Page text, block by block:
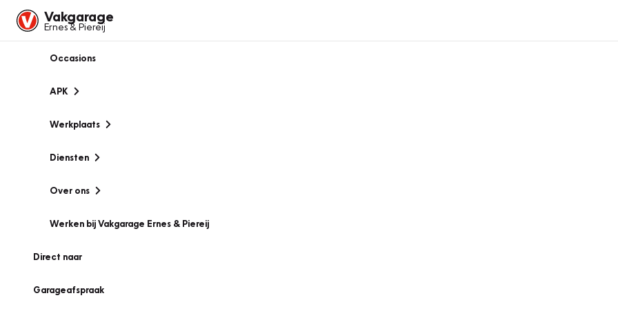
Vakgarage
Ernes & Piereij
Occasions
APK
Werkplaats
Diensten
Over ons
Werken bij Vakgarage Ernes & Piereij
Direct naar
Garageafspraak